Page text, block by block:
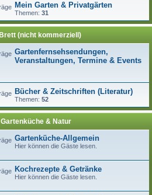
Mein Garten & Privatgärten
Themen: 31
(nicht kommerziell)
Gartenfernsehsendungen,
Veranstaltungen, Termine & Events
Bücher & Zeitschriften (Literatur)
Themen: 52
Gartenküche & Natur
Gartenküche-Allgemein
Hier können die Gäste lesen.
Kochrezepte & Getränke
Hier können die Gäste lesen.